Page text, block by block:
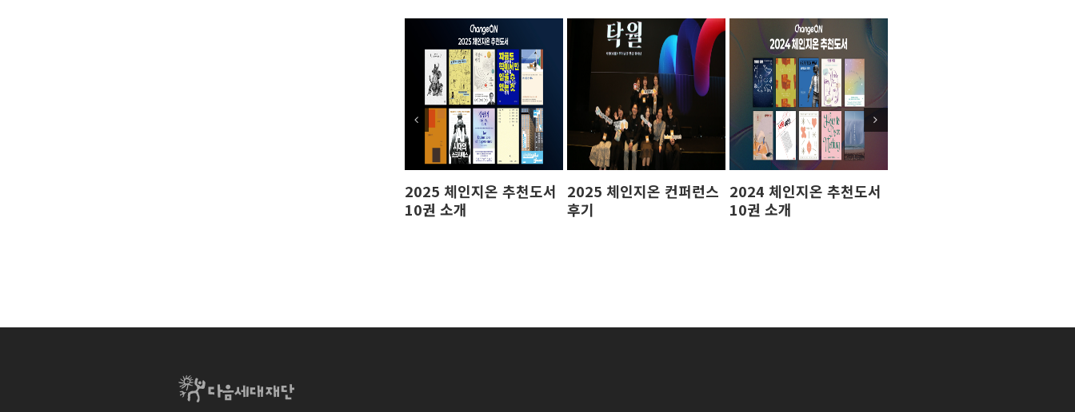
2025 체인지온 추천도서
10권 소개
2025 체인지온 컨퍼런스
후기
2024 체인지온 추천도서
10권 소개